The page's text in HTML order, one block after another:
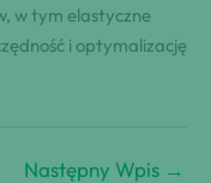
w tym elastyczne
i optymalizację
Następny Wpis →